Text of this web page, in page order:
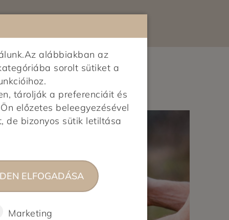
alábbiakban az
sorolt sütiket a
tárolják a preferenciáit és
előzetes beleegyezésével
de bizonyos sütik letiltása
ELFOGADÁSA
Marketing